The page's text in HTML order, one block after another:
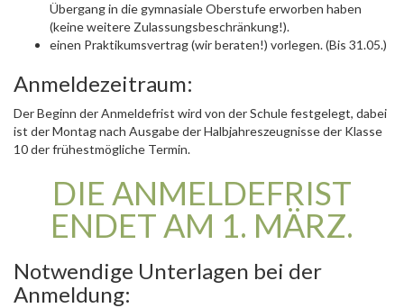
Übergang in die gymnasiale Oberstufe erworben haben
(keine weitere Zulassungsbeschränkung!).
einen Praktikumsvertrag (wir beraten!) vorlegen. (Bis 31.05.)
Anmeldezeitraum:
Der Beginn der Anmeldefrist wird von der Schule festgelegt, dabei
ist der Montag nach Ausgabe der Halbjahreszeugnisse der Klasse
10 der frühestmögliche Termin.
DIE ANMELDEFRIST
ENDET AM 1. MÄRZ.
Notwendige Unterlagen bei der
Anmeldung: